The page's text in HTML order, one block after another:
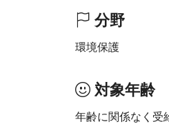
分野
環境保護
対象年齢
年齢に関係なく受